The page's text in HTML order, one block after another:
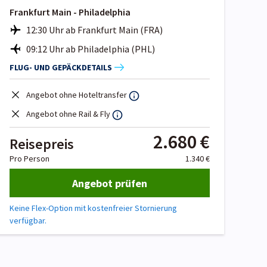
Frankfurt Main - Philadelphia
12:30 Uhr ab Frankfurt Main (FRA)
09:12 Uhr ab Philadelphia (PHL)
FLUG- UND GEPÄCKDETAILS
Angebot ohne Hoteltransfer
Angebot ohne Rail & Fly
Reisepreis 2.680 €
Pro Person 1.340 €
Angebot prüfen
Keine Flex-Option mit kostenfreier Stornierung
verfügbar.